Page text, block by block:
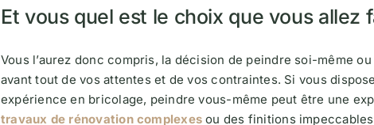
Et vous quel est le choix que vous allez
Vous l’aurez donc compris, la décision de peindre soi-même
avant tout de vos attentes et de vos contraintes. Si vous
expérience en bricolage, peindre vous-même peut être une
travaux de rénovation complexesou des finitions